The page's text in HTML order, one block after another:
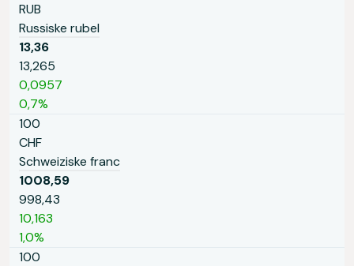
RUB
Russiske rubel
13,36
13,265
0,0957
0,7%
100
CHF
Schweiziske franc
1008,59
998,43
10,163
1,0%
100